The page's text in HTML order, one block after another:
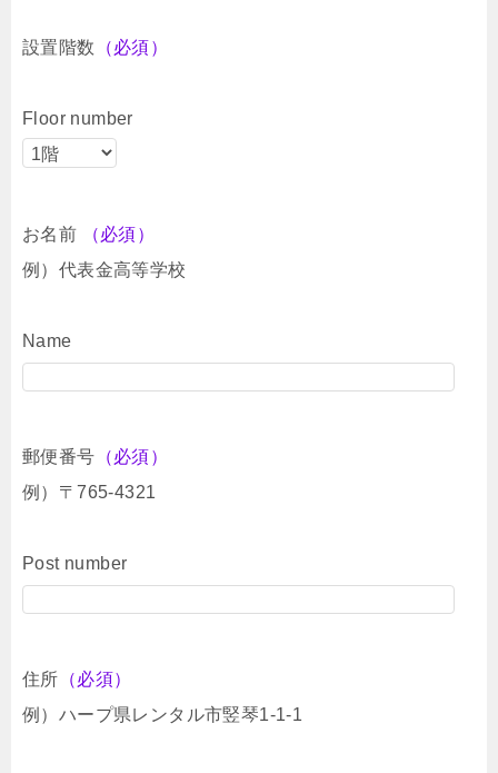
設置階数 （必須）
Floor number
お名前
（必須）
例）代表金高等学校
Name
郵便番号 （必須）
例）〒765-4321
Post number
住所 （必須）
例）ハープ県レンタル市竪琴1-1-1